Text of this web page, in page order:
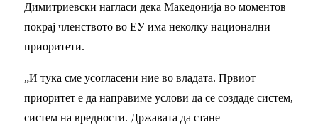
Димитриевски нагласи дека Македонија во моментов
покрај членството во ЕУ има неколку национални
приоритети.
„И тука сме усогласени ние во владата. Првиот
приоритет е да направиме услови да се создаде систем,
систем на вредности. Државата да стане